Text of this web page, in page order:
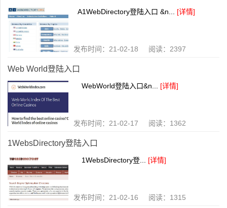
A1WebDirectory登陆入口 &n... [详情]
发布时间：21-02-18 阅读：2397
Web World登陆入口
WebWorld登陆入口&n... [详情]
发布时间：21-02-17 阅读：1362
1WebsDirectory登陆入口
1WebsDirectory登... [详情]
发布时间：21-02-16 阅读：1315